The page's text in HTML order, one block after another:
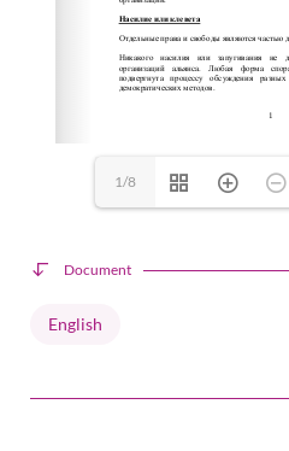
1/8
English
Document